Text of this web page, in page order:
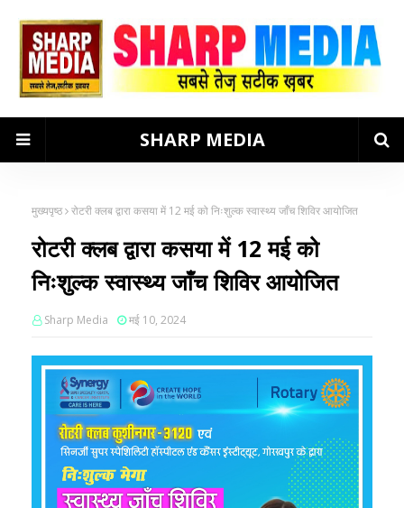
SHARP MEDIA
मुख्यपृष्ठ रोटरी क्लब द्वारा कसया में 12 मई को निःशुल्क स्वास्थ्य जाँच शिविर आयोजित
रोटरी क्लब द्वारा कसया में 12 मई को
निःशुल्क स्वास्थ्य जाँच शिविर आयोजित
Sharp Media मई 10, 2024